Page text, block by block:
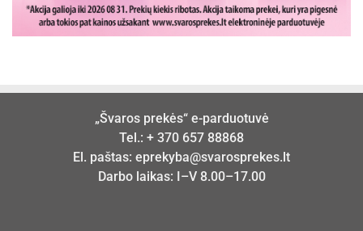
„Švaros prekės“ e-parduotuvė
Tel.: + 370 657 88868
El. paštas: eprekyba@svarosprekes.lt
Darbo laikas: I–V 8.00–17.00